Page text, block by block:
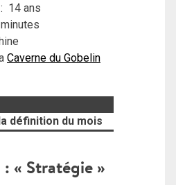
14 ans
Caverne du Gobelin
définition du mois
« Stratégie »